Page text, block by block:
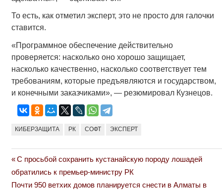
То есть, как отметил эксперт, это не просто для галочки
ставится.
«Программное обеспечение действительно
проверяется: насколько оно хорошо защищает,
насколько качественно, насколько соответствует тем
требованиям, которые предъявляются и государством,
и конечными заказчиками», — резюмировал Кузнецов.
КИБЕРЗАЩИТА РК СОФТ ЭКСПЕРТ
Навигация
по
Previous
Post:
С просьбой сохранить кустанайскую породу лошадей
обратились к премьер-министру РК
Next
Почти 950 ветхих домов планируется снести в Алматы в